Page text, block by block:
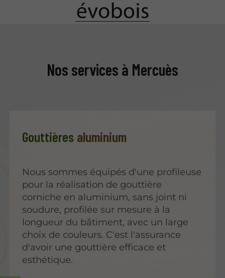
Nos services à Mercuès
Gouttières aluminium
Nous sommes équipés d'une profileuse
pour la réalisation de gouttière
corniche en aluminium, sans joint ni
soudure, profilée sur mesure à la
longueur du bâtiment, avec un large
choix de couleurs. C'est l'assurance
d'avoir une gouttière efficace et
esthétique.